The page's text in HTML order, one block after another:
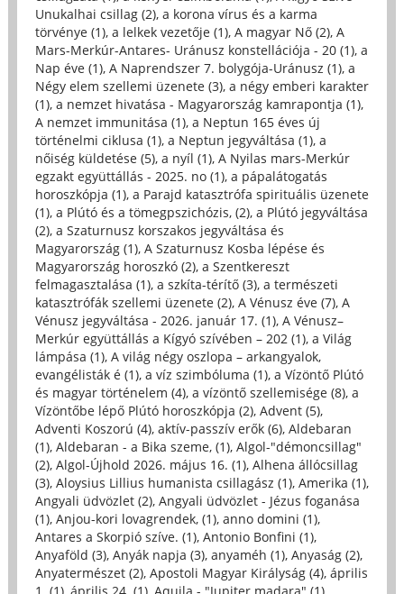
Unukalhai csillag (2), a korona vírus és a karma
törvénye (1), a lelkek vezetője (1), A magyar Nő (2), A
Mars-Merkúr-Antares- Uránusz konstellációja - 20 (1), a
Nap éve (1), A Naprendszer 7. bolygója-Uránusz (1), a
Négy elem szellemi üzenete (3), a négy emberi karakter
(1), a nemzet hivatása - Magyarország kamrapontja (1),
A nemzet immunitása (1), a Neptun 165 éves új
történelmi ciklusa (1), a Neptun jegyváltása (1), a
nőiség küldetése (5), a nyíl (1), A Nyilas mars-Merkúr
egzakt együttállás - 2025. no (1), a pápalátogatás
horoszkópja (1), a Parajd katasztrófa spirituális üzenete
(1), a Plútó és a tömegpszichózis, (2), a Plútó jegyváltása
(2), a Szaturnusz korszakos jegyváltása és
Magyarország (1), A Szaturnusz Kosba lépése és
Magyarország horoszkó (2), a Szentkereszt
felmagasztalása (1), a szkíta-térítő (3), a természeti
katasztrófák szellemi üzenete (2), A Vénusz éve (7), A
Vénusz jegyváltása - 2026. január 17. (1), A Vénusz–
Merkúr együttállás a Kígyó szívében – 202 (1), a Világ
lámpása (1), A világ négy oszlopa – arkangyalok,
evangélisták é (1), a víz szimbóluma (1), a Vízöntő Plútó
és magyar történelem (4), a vízöntő szellemisége (8), a
Vízöntőbe lépő Plútó horoszkópja (2), Advent (5),
Adventi Koszorú (4), aktív-passzív erők (6), Aldebaran
(1), Aldebaran - a Bika szeme, (1), Algol-"démoncsillag"
(2), Algol-Újhold 2026. május 16. (1), Alhena állócsillag
(3), Aloysius Lillius humanista csillagász (1), Amerika (1),
Angyali üdvözlet (2), Angyali üdvözlet - Jézus foganása
(1), Anjou-kori lovagrendek, (1), anno domini (1),
Antares a Skorpió szíve. (1), Antonio Bonfini (1),
Anyaföld (3), Anyák napja (3), anyaméh (1), Anyaság (2),
Anyatermészet (2), Apostoli Magyar Királyság (4), április